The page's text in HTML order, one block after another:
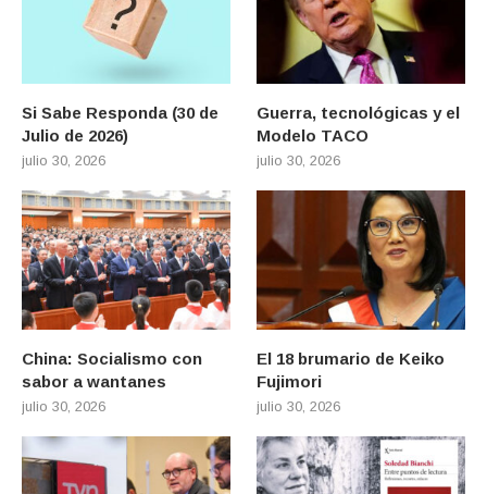
Si Sabe Responda (30 de
Julio de 2026)
julio 30, 2026
Guerra, tecnológicas y el
Modelo TACO
julio 30, 2026
China: Socialismo con
sabor a wantanes
julio 30, 2026
El 18 brumario de Keiko
Fujimori
julio 30, 2026